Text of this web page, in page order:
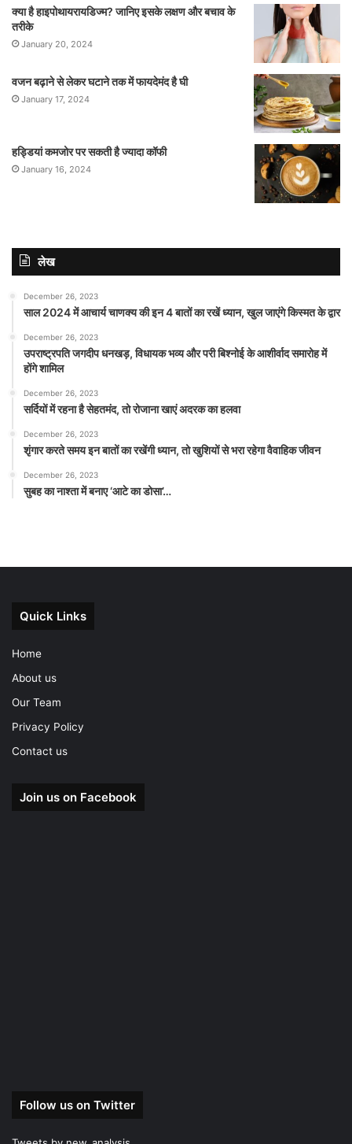
क्या है हाइपोथायरायडिज्म? जानिए इसके लक्षण और बचाव के
तरीके
January 20, 2024
वजन बढ़ाने से लेकर घटाने तक में फायदेमंद है घी
January 17, 2024
हड्डियां कमजोर पर सकती है ज्यादा कॉफी
January 16, 2024
लेख
December 26, 2023
साल 2024 में आचार्य चाणक्य की इन 4 बातों का रखें ध्यान, खुल जाएंगे किस्मत के द्वार
December 26, 2023
उपराष्ट्रपति जगदीप धनखड़, विधायक भव्य और परी बिश्नोई के आशीर्वाद समारोह में
होंगे शामिल
December 26, 2023
सर्दियों में रहना है सेहतमंद, तो रोजाना खाएं अदरक का हलवा
December 26, 2023
शृंगार करते समय इन बातों का रखेंगी ध्यान, तो खुशियों से भरा रहेगा वैवाहिक जीवन
December 26, 2023
सुबह का नाश्ता में बनाए ‘आटे का डोसा’…
Quick Links
Home
About us
Our Team
Privacy Policy
Contact us
Join us on Facebook
Follow us on Twitter